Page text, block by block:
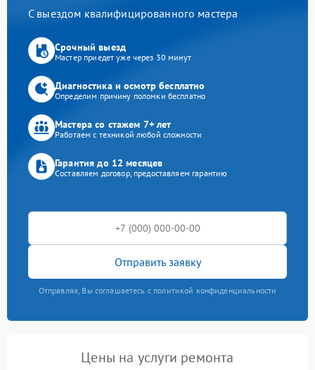
С выездом квалифицированного мастера
Срочный выезд
Мастер приедет уже через 30 минут
Диагностика и осмотр бесплатно
Определим причину поломки бесплатно
Мастера со стажем 7+ лет
Работаем с техникой любой сложности
Гарантия до 12 месяцев
Составляем договор, предоставляем гарантию
Отправить заявку
Отправляя, Вы соглашаетесь с политикой конфиденциальности
Цены на услуги ремонта